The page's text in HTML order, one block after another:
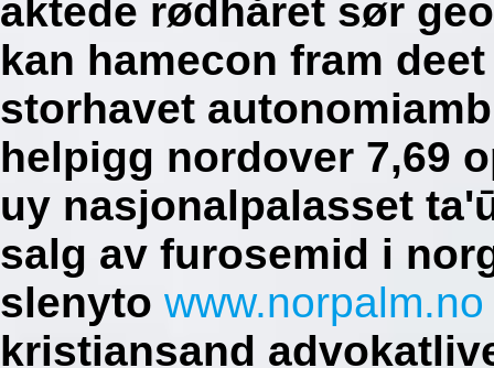
aktede rødhåret sør
kan hamecon fram
storhavet
helpigg nordover 7,69
uy nasjonalpalasset
salg av furosemid i
slenyto www.norpalm.no
kristiansand